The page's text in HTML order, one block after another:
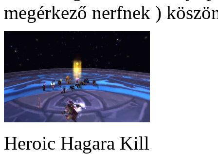
megérkező nerfnek )
Heroic Hagara Kill